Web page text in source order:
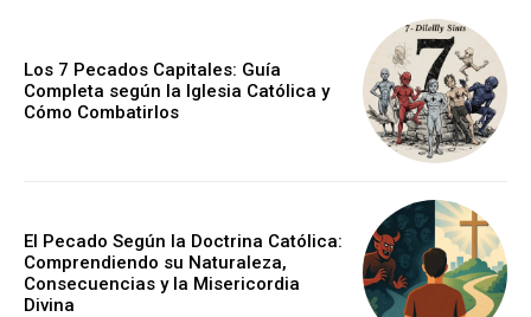
Los 7 Pecados Capitales: Guía
Completa según la Iglesia Católica y
Cómo Combatirlos
El Pecado Según la Doctrina Católica:
Comprendiendo su Naturaleza,
Consecuencias y la Misericordia
Divina